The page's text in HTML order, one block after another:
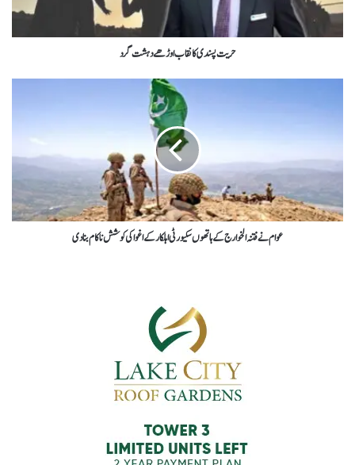
حریت پسندی کا نقاب اوڑھے دہشت گرد
عوام نے فتنہ الخوارج کے ہاتھوں سکیورٹی اہلکار کے اغوا کی کوشش ناکام بنا دی